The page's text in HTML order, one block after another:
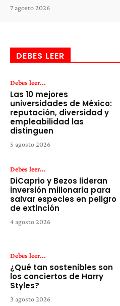
7 agosto 2026
DEBES LEER
Debes leer...
Las 10 mejores
universidades de México:
reputación, diversidad y
empleabilidad las
distinguen
5 agosto 2026
Debes leer...
DiCaprio y Bezos lideran
inversión millonaria para
salvar especies en peligro
de extinción
4 agosto 2026
Debes leer...
¿Qué tan sostenibles son
los conciertos de Harry
Styles?
3 agosto 2026